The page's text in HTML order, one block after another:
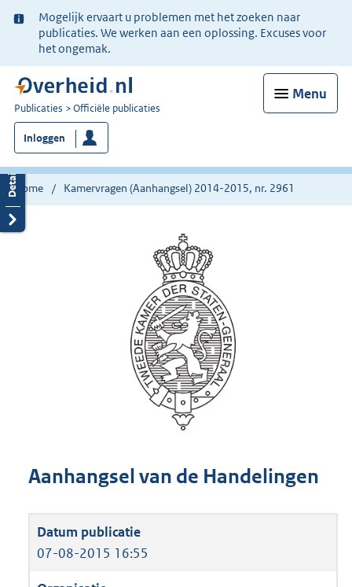
Ter
informatie:
Mogelijk ervaart u problemen met het zoeken naar
publicaties. We werken aan een oplossing. Excuses voor
het ongemak.
Menu
U
bent
nu
hier:
Publicaties Officiële publicaties
Inloggen
Home Kamervragen (Aanhangsel) 2014-2015, nr. 2961
Aanhangsel van de Handelingen
07-08-2015 16:55